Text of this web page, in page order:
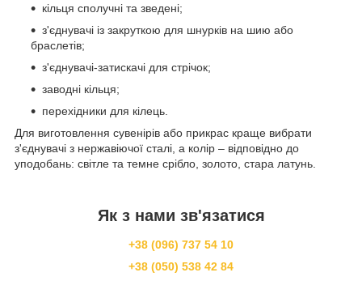
кільця сполучні та зведені;
з'єднувачі із закруткою для шнурків на шию або
браслетів;
з'єднувачі-затискачі для стрічок;
заводні кільця;
перехідники для кілець.
Для виготовлення сувенірів або прикрас краще вибрати
з'єднувачі з нержавіючої сталі, а колір – відповідно до
уподобань: світле та темне срібло, золото, стара латунь.
Як з нами зв'язатися
+38 (096) 737 54 10
+38 (050) 538 42 84